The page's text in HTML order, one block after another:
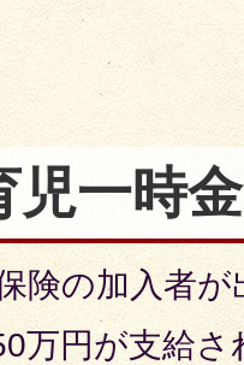
児一時
険の加入者
万円が支給